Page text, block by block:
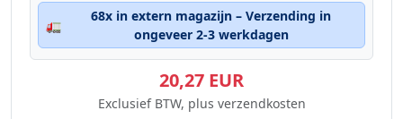
🚛
68x in extern magazijn – Verzending in
ongeveer 2-3 werkdagen
20,27 EUR
Exclusief BTW, plus verzendkosten